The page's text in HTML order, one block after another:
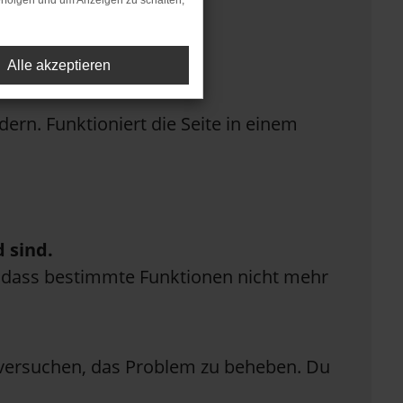
Funktioniert die Seite in einem
sind.
bestimmte Funktionen nicht mehr
das Problem zu beheben. Du
Alle akzeptieren